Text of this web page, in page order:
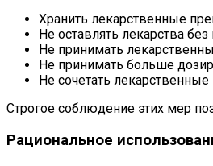
Хранить лекарственные
Не оставлять лекарства
Не принимать
Не принимать больше
Не сочетать
Строгое соблюдение этих мер
Рациональное